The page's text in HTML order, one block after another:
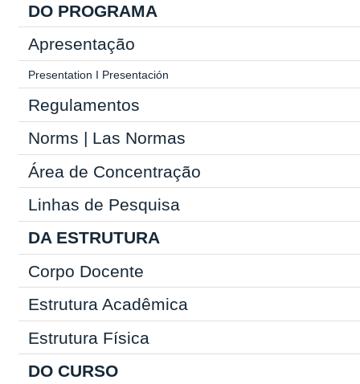
DO PROGRAMA
Apresentação
Presentation I Presentación
Regulamentos
Norms | Las Normas
Área de Concentração
Linhas de Pesquisa
DA ESTRUTURA
Corpo Docente
Estrutura Acadêmica
Estrutura Física
DO CURSO